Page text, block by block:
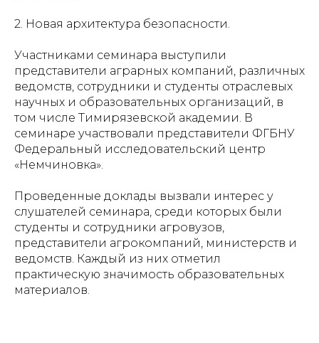
2. Новая архитектура безопасности.
Участниками семинара выступили
представители аграрных компаний, различных
ведомств, сотрудники и студенты отраслевых
научных и образовательных организаций, в
том числе Тимирязевской академии. В
семинаре участвовали представители ФГБНУ
Федеральный исследовательский центр
«Немчиновка».
Проведенные доклады вызвали интерес у
слушателей семинара, среди которых были
студенты и сотрудники агровузов,
представители агрокомпаний, министерств и
ведомств. Каждый из них отметил
практическую значимость образовательных
материалов.